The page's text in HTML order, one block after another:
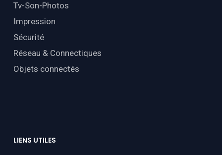
Tv-Son-Photos
Impression
Sécurité
Réseau & Connectiques
Objets connectés
LIENS UTILES